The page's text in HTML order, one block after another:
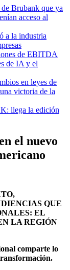
Brubank que ya
acceso al
a la industria
de EBITDA
de IA y el
en leyes de
victoria de la
llega la edición
el nuevo
QUE
EL
LA REGIÓN
comparte lo